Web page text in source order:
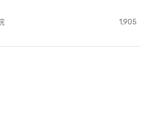
1,905